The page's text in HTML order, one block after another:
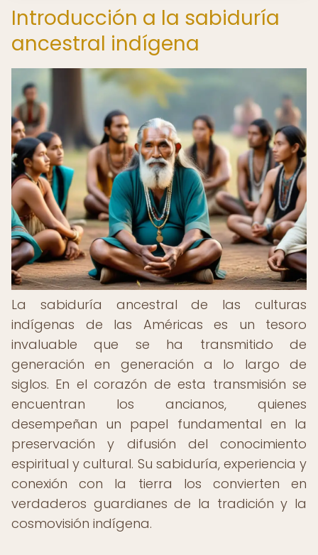
Introducción a la sabiduría
ancestral indígena
La sabiduría ancestral de las culturas
indígenas de las Américas es un tesoro
invaluable que se ha transmitido de
generación en generación a lo largo de
siglos. En el corazón de esta transmisión se
encuentran los ancianos, quienes
desempeñan un papel fundamental en la
preservación y difusión del conocimiento
espiritual y cultural. Su sabiduría, experiencia y
conexión con la tierra los convierten en
verdaderos guardianes de la tradición y la
cosmovisión indígena.